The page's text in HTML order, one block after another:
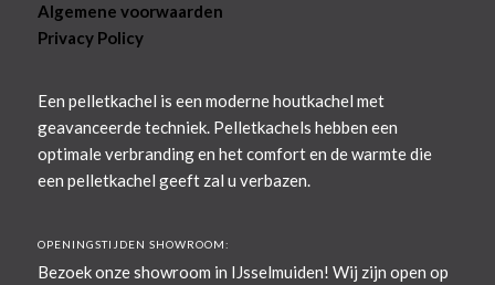
Algemene voorwaarden
Privacy Policy
Een pelletkachel is een moderne houtkachel met
geavanceerde techniek. Pelletkachels hebben een
optimale verbranding en het comfort en de warmte die
een pelletkachel geeft zal u verbazen.
OPENINGSTIJDEN SHOWROOM:
Bezoek onze showroom in IJsselmuiden! Wij zijn open op